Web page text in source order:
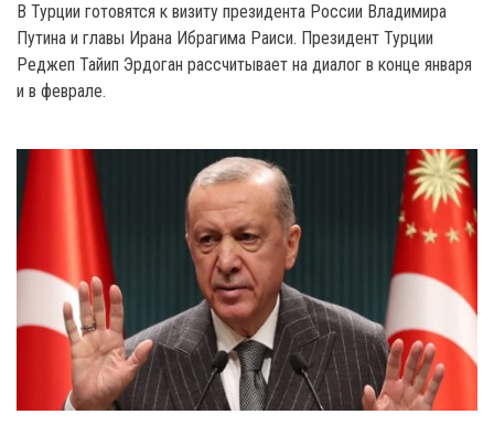
B Турции готовятся к визиту президента России Владимира
Путина и главы Ирана Ибрагима Раиси. Президент Турции
Реджеп Тайип Эрдоган рассчитывает на диалог в конце января
и в феврале.